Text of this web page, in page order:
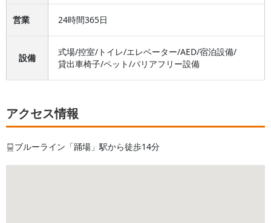
営業 24時間365日
設備
式場/控室/ トイレ/エレベーター/AED/宿泊設備/
貸出車椅子/ペット/バリアフリー設備
アクセス情報
ブルーライン「踊場」駅から徒歩14分